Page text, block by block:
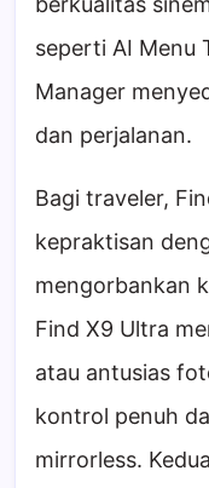
seperti AI Menu
Manager
dan perjalanan.
Bagi traveler,
kepraktisan
mengorbankan
Find X9 Ultra
atau antusias
kontrol penuh
mirrorless.